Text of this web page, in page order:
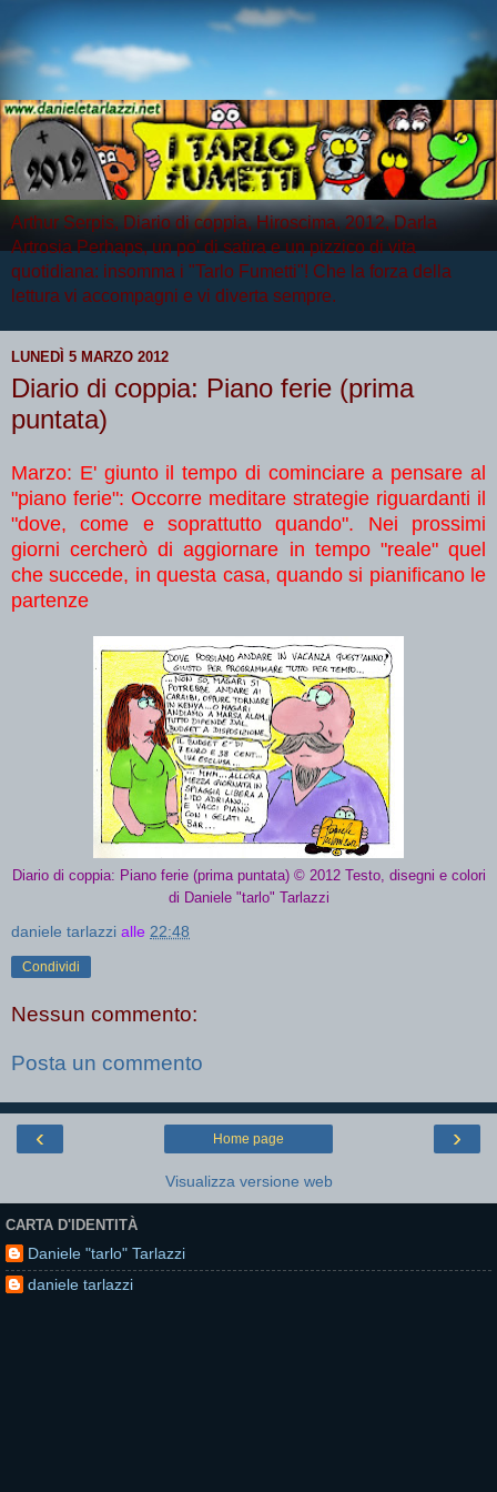
Arthur Serpis, Diario di coppia, Hiroscima, 2012, Darla
Artrosia Perhaps, un po' di satira e un pizzico di vita
quotidiana: insomma i "Tarlo Fumetti"! Che la forza della
lettura vi accompagni e vi diverta sempre.
LUNEDÌ 5 MARZO 2012
Diario di coppia: Piano ferie (prima
puntata)
Marzo: E' giunto il tempo di cominciare a pensare al
"piano ferie": Occorre meditare strategie riguardanti il
"dove, come e soprattutto quando". Nei prossimi
giorni cercherò di aggiornare in tempo "reale" quel
che succede, in questa casa, quando si pianificano le
partenze
Diario di coppia: Piano ferie (prima puntata) © 2012 Testo, disegni e colori
di Daniele "tarlo" Tarlazzi
daniele tarlazzi alle 22:48
Condividi
Nessun commento:
Posta un commento
‹ ›
Home page
Visualizza versione web
CARTA D'IDENTITÀ
Daniele "tarlo" Tarlazzi
daniele tarlazzi